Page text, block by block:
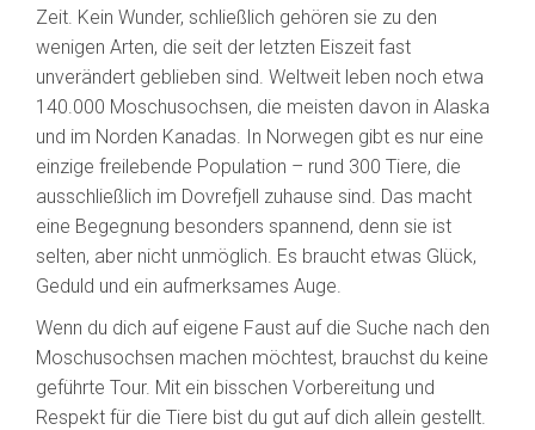
Zeit. Kein Wunder, schließlich gehören sie zu den
wenigen Arten, die seit der letzten Eiszeit fast
unverändert geblieben sind. Weltweit leben noch etwa
140.000 Moschusochsen, die meisten davon in Alaska
und im Norden Kanadas. In Norwegen gibt es nur eine
einzige freilebende Population – rund 300 Tiere, die
ausschließlich im Dovrefjell zuhause sind. Das macht
eine Begegnung besonders spannend, denn sie ist
selten, aber nicht unmöglich. Es braucht etwas Glück,
Geduld und ein aufmerksames Auge.
Wenn du dich auf eigene Faust auf die Suche nach den
Moschusochsen machen möchtest, brauchst du keine
geführte Tour. Mit ein bisschen Vorbereitung und
Respekt für die Tiere bist du gut auf dich allein gestellt.